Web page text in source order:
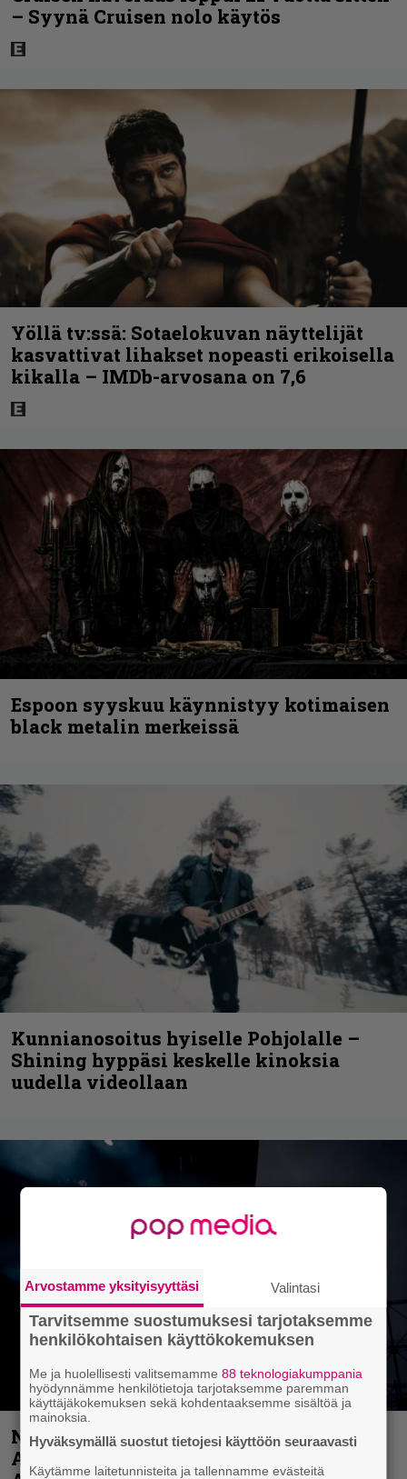
– Syynä Cruisen nolo käytös
Yöllä tv:ssä: Sotaelokuvan näyttelijät
kasvattivat lihakset nopeasti erikoisella
kikalla – IMDb-arvosana on 7,6
Espoon syyskuu käynnistyy kotimaisen
black metalin merkeissä
Kunnianosoitus hyiselle Pohjolalle –
Shining hyppäsi keskelle kinoksia
uudella videollaan
Näin lähtee Ghostin Tobias Forgelta
Accept – menossa mukana myös
Arvostamme yksityisyyttäsi Valintasi
Tarvitsemme suostumuksesi tarjotaksemme
henkilökohtaisen käyttökokemuksen
Me ja huolellisesti valitsemamme88 teknologiakumppania
hyödynnämme henkilötietoja tarjotaksemme paremman
käyttäjäkokemuksen sekä kohdentaaksemme sisältöä ja
mainoksia.
Hyväksymällä suostut tietojesi käyttöön seuraavasti
Käytämme laitetunnisteita ja tallennamme evästeitä